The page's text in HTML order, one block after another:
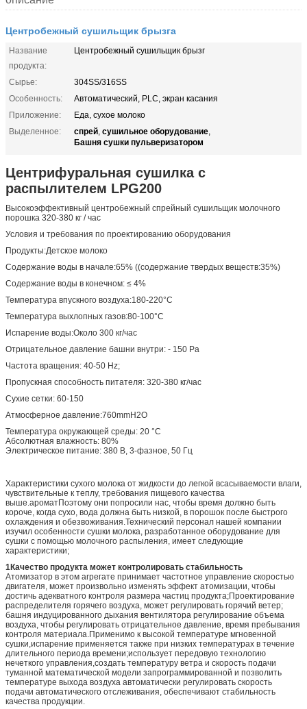
Центробежный сушильщик брызга
Название
продукта:
Центробежный сушильщик брызг
Сырье:
304SS/316SS
Особенность:
Автоматический, PLC, экран касания
Приложение:
Еда, сухое молоко
Выделенное:
спрей, сушильное оборудование,
Башня сушки пульверизатором
Центрифуральная сушилка с
распылителем LPG200
Высокоэффективный центробежный спрейный сушильщик молочного
порошка 320-380 кг / час
Условия и требования по проектированию оборудования
Продукты:Детское молоко
Содержание воды в начале:65% ((содержание твердых веществ:35%)
Содержание воды в конечном: ≤ 4%
Температура впускного воздуха:180-220°C
Температура выхлопных газов:80-100°C
Испарение воды:Около 300 кг/час
Отрицательное давление башни внутри: - 150 Pa
Частота вращения: 40-50 Hz;
Пропускная способность питателя: 320-380 кг/час
Сухие сетки: 60-150
Атмосферное давление:760mmH2O
Температура окружающей среды: 20 °C
Абсолютная влажность: 80%
Электрическое питание: 380 В, 3-фазное, 50 Гц
Характеристики сухого молока от жидкости до легкой всасываемости влаги,
чувствительные к теплу, требования пищевого качества
выше.ароматПоэтому они попросили нас, чтобы время должно быть
короче, когда сухо, вода должна быть низкой, в порошок после быстрого
охлаждения и обезвоживания.Технический персонал нашей компании
изучил особенности сушки молока, разработанное оборудование для
сушки с помощью молочного распыления, имеет следующие
характеристики;
1Качество продукта может контролировать стабильность
Атомизатор в этом агрегате принимает частотное управление скоростью
двигателя, может произвольно изменять эффект атомизации, чтобы
достичь адекватного контроля размера частиц продукта;Проектирование
распределителя горячего воздуха, может регулировать горячий ветер;
башня индуцированного дыхания вентилятора регулирование объема
воздуха, чтобы регулировать отрицательное давление, время пребывания
контроля материала.Применимо к высокой температуре мгновенной
сушки,испарение применяется также при низких температурах в течение
длительного периода времени;использует передовую технологию
нечеткого управления,создать температуру ветра и скорость подачи
туманной математической модели запрограммированной и позволить
температуре выхода воздуха автоматически регулировать скорость
подачи автоматического отслеживания, обеспечивают стабильность
качества продукции.